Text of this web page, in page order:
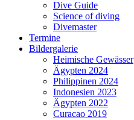
Dive Guide
Science of diving
Divemaster
Termine
Bildergalerie
Heimische Gewässer
Ägypten 2024
Philippinen 2024
Indonesien 2023
Ägypten 2022
Curacao 2019